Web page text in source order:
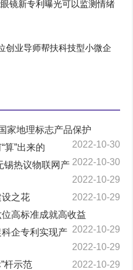
眼镜新专利曝光可以监测情绪
创业导师帮扶科技型小微企
家地理标志产品保护
2022-10-30
算”出来的
2022-10-30
锡热议物联网产
2022-10-29
设之花
2022-10-29
高标准成就高收益
2022-10-29
科企专利实现产
2022-10-29
杆示范
2022-10-29